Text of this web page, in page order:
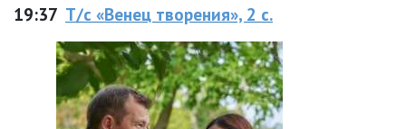
19:37 Т/с «Венец творения», 2 с.